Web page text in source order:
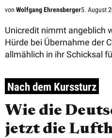
von Wolfgang Ehrensberger5. August
Unicredit nimmt angeblich
Hürde bei Übernahme der
allmählich in ihr Schicksal
Nach dem Kurssturz
Wie die
jetzt die